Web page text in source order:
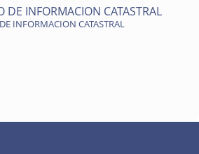
DE INFORMACION CATASTRAL
INFORMACION CATASTRAL